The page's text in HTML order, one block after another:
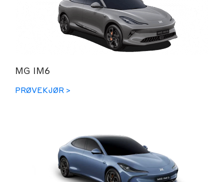
MG IM6
PRØVEKJØR >